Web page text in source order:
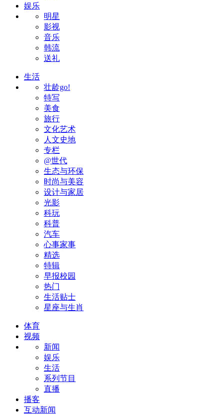
娱乐
明星
影视
音乐
韩流
送礼
生活
壮龄go!
特写
美食
旅行
文化艺术
人文史地
专栏
@世代
生态与环保
时尚与美容
设计与家居
光影
科玩
科普
汽车
心事家事
精选
特辑
早报校园
热门
生活贴士
星座与生肖
体育
视频
新闻
娱乐
生活
系列节目
直播
播客
互动新闻